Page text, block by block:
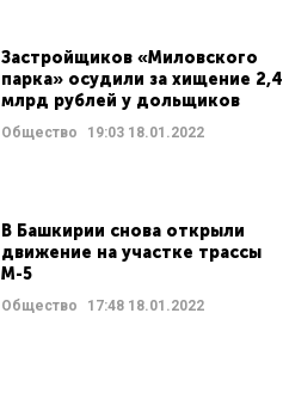
Застройщиков «Миловского
парка» осудили за хищение 2,4
млрд рублей у дольщиков
Общество 19:0318.01.2022
В Башкирии снова открыли
движение на участке трассы
М-5
Общество 17:4818.01.2022